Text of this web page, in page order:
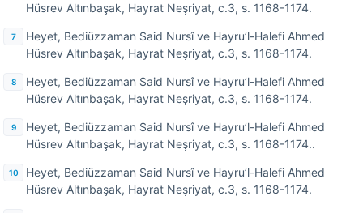
Hüsrev Altınbaşak, Hayrat Neşriyat, c.3, s. 1168-1174.
Heyet, Bediüzzaman Said Nursî ve Hayru’l-Halefi Ahmed
Hüsrev Altınbaşak, Hayrat Neşriyat, c.3, s. 1168-1174.
Heyet, Bediüzzaman Said Nursî ve Hayru’l-Halefi Ahmed
Hüsrev Altınbaşak, Hayrat Neşriyat, c.3, s. 1168-1174.
Heyet, Bediüzzaman Said Nursî ve Hayru’l-Halefi Ahmed
Hüsrev Altınbaşak, Hayrat Neşriyat, c.3, s. 1168-1174..
Heyet, Bediüzzaman Said Nursî ve Hayru’l-Halefi Ahmed
Hüsrev Altınbaşak, Hayrat Neşriyat, c.3, s. 1168-1174.